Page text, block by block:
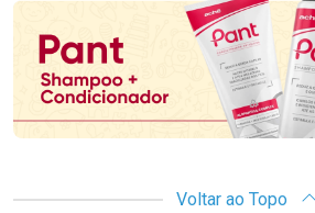
Voltar ao Topo